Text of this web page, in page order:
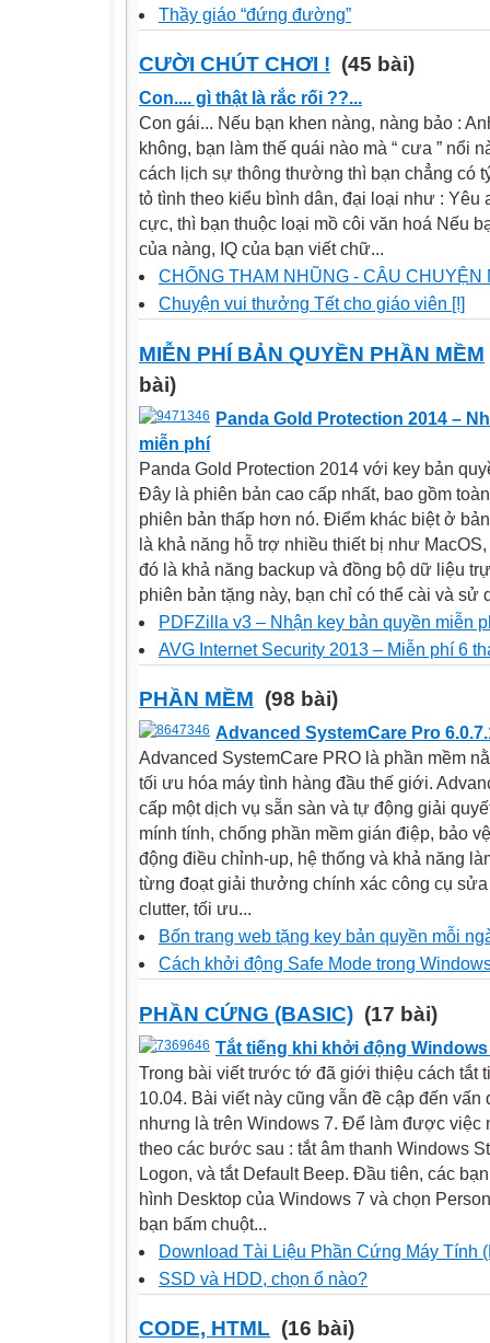
Thầy giáo “đứng đường”
CƯỜI CHÚT CHƠI ! (45 bài)
Con.... gì thật là rắc rối ??...
Con gái... Nếu bạn khen nàng, nàng bảo :
không, bạn làm thế quái nào mà “ cưa ” nổi
cách lịch sự thông thường thì bạn chẳng có
tỏ tình theo kiểu bình dân, đại loại như : Yêu
cực, thì bạn thuộc loại mồ côi văn hoá Nếu
của nàng, IQ của bạn viết chữ...
CHỐNG THAM NHŨNG - CÂU CHUYỆN
Chuyện vui thưởng Tết cho giáo viên [!]
MIỄN PHÍ BẢN QUYỀN PHẦN MỀM
bài)
Panda Gold Protection 2014 –
miễn phí
Panda Gold Protection 2014 với key bản
Đây là phiên bản cao cấp nhất, bao gồm
phiên bản thấp hơn nó. Điểm khác biệt ở
là khả năng hỗ trợ nhiều thiết bị như
đó là khả năng backup và đồng bộ dữ liệu
phiên bản tặng này, bạn chỉ có thể cài và sử
PDFZilla v3 – Nhận key bản quyền miễn
AVG Internet Security 2013 – Miễn phí 6
PHẦN MỀM (98 bài)
Advanced SystemCare Pro
Advanced SystemCare PRO là phần mềm
tối ưu hóa máy tình hàng đầu thế giới.
cấp một dịch vụ sẵn sàn và tự động giải
mính tính, chống phần mềm gián điệp, bảo
động điều chỉnh-up, hệ thống và khả năng
từng đoạt giải thưởng chính xác công cụ
clutter, tối ưu...
Bốn trang web tặng key bản quyền mỗi
Cách khởi động Safe Mode trong
PHẦN CỨNG (BASIC) (17 bài)
Tắt tiếng khi khởi động
Trong bài viết trước tớ đã giới thiệu cách tắt
10.04. Bài viết này cũng vẫn đề cập đến vấn
nhưng là trên Windows 7. Để làm được việc
theo các bước sau : tắt âm thanh Windows
Logon, và tắt Default Beep. Đầu tiên, các
hình Desktop của Windows 7 và chọn
bạn bấm chuột...
Download Tài Liệu Phần Cứng Máy Tính
SSD và HDD, chọn ổ nào?
CODE, HTML (16 bài)